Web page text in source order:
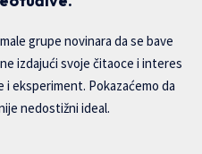
grupe novinara da se bave
izdajući svoje čitaoce i interes
eksperiment. Pokazaćemo da
nedostižni ideal.